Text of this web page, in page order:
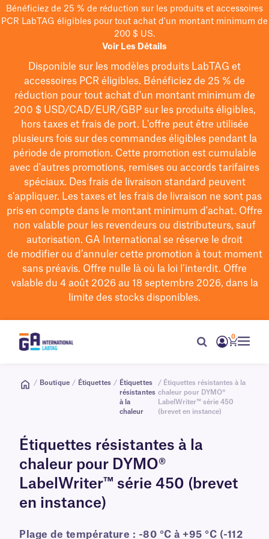
Bénéficiez de 25 % de réduction sur les produits et accessoires
PCR LabTAG éligibles pour tout achat d'un montant minimum de
200 $ US.
Voir Les Détails
Disponible sur les modèles produits LabTAG et
accessoires PCR éligibles. Bénéficiez de 25 % de
réduction pour tout achat d'un montant minimum de
200 $USD/CAD/EUR/GBPsur les produits éligibles,
hors taxes et frais de port. L'offre peut être utilisée
plusieurs fois sur des commandes éligibles pendant la
période de promotion. Cette promotion est cumulable
avec d'autres promotions, remises ou accords tarifaires
spéciaux. Des frais de livraison standard peuvent
s'appliquer. Les taxes et les frais de livraison ne sont pas
pris en compte dans le montant minimum d'achat. Offre
non valable pour les revendeurs ou distributeurs, sauf
autorisation. GA International se réserve le droit
de modifierou d’annuler cette promotion à tout moment
sans préavis. Offre nulle là où la loi l’interdit. Offre
valable du 4 août 2026 au 18 septembre 2026, dans la
limite des stocks disponibles.
0
/ Boutique / Étiquettes / Étiquettes
résistantes
à la
chaleur
/ Étiquettes résistantes à la
chaleur pour DYMO®
LabelWriter™ série 450
(brevet en instance)
Étiquettes résistantes à la
chaleur pour DYMO®
LabelWriter™ série 450 (brevet
en instance)
Plage de température : -80 °C à +95 °C (-112